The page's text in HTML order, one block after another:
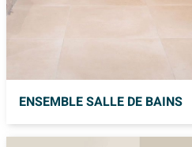
ENSEMBLE SALLE DE BAINS